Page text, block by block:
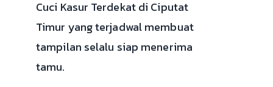
Cuci Kasur Terdekat di Ciputat
Timur yang terjadwal membuat
tampilan selalu siap menerima
tamu.